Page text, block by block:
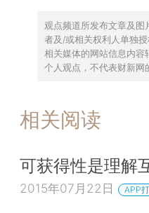
观点频道所发布文章及
者及/或相关权利人单独
相关媒体的网站信息内容
个人观点，不代表财新网
相关阅读
可获得性是理解
2015年07月22日 APP